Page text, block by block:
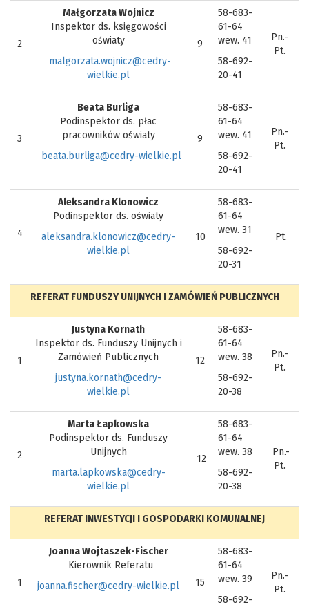
2
Małgorzata Wojnicz
Inspektor ds. księgowości
oświaty
malgorzata.wojnicz@cedry-
wielkie.pl
9
58-683-
61-64
wew. 41
58-692-
20-41
Pn.-
Pt.
3
Beata Burliga
Podinspektor ds. płac
pracowników oświaty
beata.burliga@cedry-wielkie.pl
9
58-683-
61-64
wew. 41
58-692-
20-41
Pn.-
Pt.
4
Aleksandra Klonowicz
Podinspektor ds. oświaty
aleksandra.klonowicz@cedry-
wielkie.pl
10
58-683-
61-64
wew. 31
58-692-
20-31
Pt.
REFERAT FUNDUSZY UNIJNYCH I ZAMÓWIEŃ PUBLICZNYCH
1
Justyna Kornath
Inspektor ds. Funduszy Unijnych i
Zamówień Publicznych
justyna.kornath@cedry-
wielkie.pl
12
58-683-
61-64
wew. 38
58-692-
20-38
Pn.-
Pt.
2
Marta Łapkowska
Podinspektor ds. Funduszy
Unijnych
marta.lapkowska@cedry-
wielkie.pl
12
58-683-
61-64
wew. 38
58-692-
20-38
Pn.-
Pt.
REFERAT INWESTYCJI I GOSPODARKI KOMUNALNEJ
1
Joanna Wojtaszek-Fischer
Kierownik Referatu
joanna.fischer@cedry-wielkie.pl
15
58-683-
61-64
wew. 39
58-692-
Pn.-
Pt.